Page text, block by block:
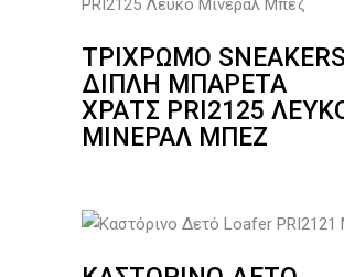
ΤΡΊΧΡΩΜΟ SNEAKERS
ΔΙΠΛΉ ΜΠΑΡΈΤΑ
ΧΡΑΤΣ PRI2125
ΜΊΝΕΡΑΛ ΜΠΕΖ